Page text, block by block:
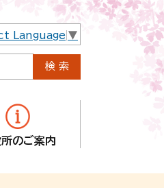
Language ▼
のご案内